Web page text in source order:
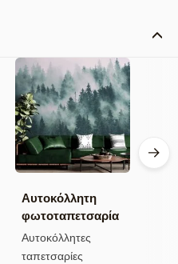
Αυτοκόλλητη
φωτοταπετσαρία
δάσος στην ομίχλη
Αυτοκόλλητες
ταπετσαρίες